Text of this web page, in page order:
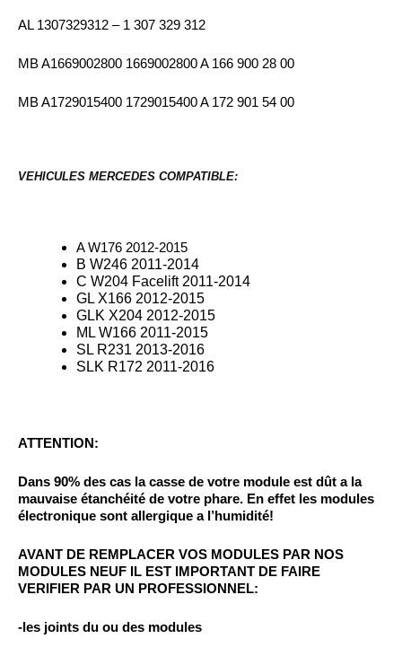
AL 1307329312 – 1 307 329 312
MB A1669002800 1669002800 A 166 900 28 00
MB A1729015400 1729015400 A 172 901 54 00
VEHICULES MERCEDES COMPATIBLE:
A W176 2012-2015
B W246 2011-2014
C W204 Facelift 2011-2014
GL X166 2012-2015
GLK X204 2012-2015
ML W166 2011-2015
SL R231 2013-2016
SLK R172 2011-2016
ATTENTION:
Dans 90% des cas la casse de votre module est dût a la
mauvaise étanchéité de votre phare. En effet les modules
électronique sont allergique a l’humidité!
AVANT DE REMPLACER VOS MODULES PAR NOS
MODULES NEUF IL EST IMPORTANT DE FAIRE
VERIFIER PAR UN PROFESSIONNEL:
-les joints du ou des modules